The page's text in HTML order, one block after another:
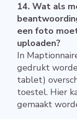
14. Wat als
een foto
uploaden?
In
gedrukt
tablet)
toestel. Hier
gemaakt